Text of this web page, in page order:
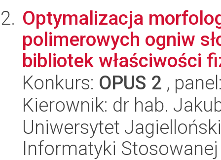
Optymalizacja
polimerowych ogniw
bibliotek właściwości
Konkurs: OPUS 2 ,
Kierownik: dr hab.
Uniwersytet
Informatyki Stosowanej